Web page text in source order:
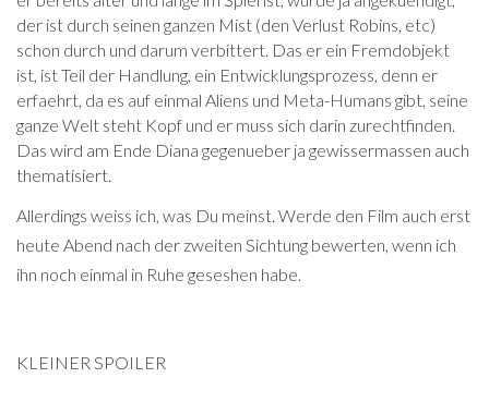
der ist durch seinen ganzen Mist (den Verlust Robins, etc)
schon durch und darum verbittert. Das er ein Fremdobjekt
ist, ist Teil der Handlung, ein Entwicklungsprozess, denn er
erfaehrt, da es auf einmal Aliens und Meta-Humans gibt, seine
ganze Welt steht Kopf und er muss sich darin zurechtfinden.
Das wird am Ende Diana gegenueber ja gewissermassen auch
thematisiert.
Allerdings weiss ich, was Du meinst. Werde den Film auch erst
heute Abend nach der zweiten Sichtung bewerten, wenn ich
ihn noch einmal in Ruhe geseshen habe.
KLEINER SPOILER